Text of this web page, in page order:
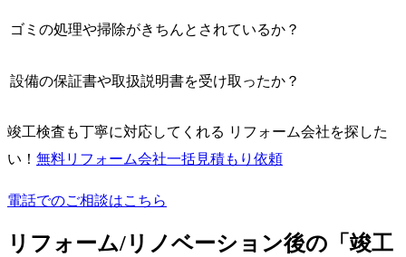
ゴミの処理や掃除がきちんとされているか？
設備の保証書や取扱説明書を受け取ったか？
竣工検査も丁寧に対応してくれる リフォーム会社を探した
い！ 無料リフォーム会社一括見積もり依頼
電話でのご相談はこちら
リフォーム/リノベーション後の「竣工